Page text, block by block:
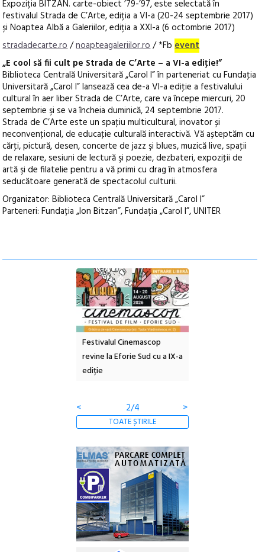
Expoziția BITZAN. carte-obiect ’79-’97, este selectată în
festivalul Strada de C’Arte, ediția a VI-a (20-24 septembrie 2017)
și Noaptea Albă a Galeriilor, ediția a XXI-a (6 octombrie 2017)
stradadecarte.ro/noapteagaleriilor.ro/ *Fbevent
„E cool să fii cult pe Strada de C’Arte – a VI-a ediţie!”
Biblioteca Centrală Universitară „Carol I” în parteneriat cu Fundaţia
Universitară „Carol I” lansează cea de-a VI-a ediţie a festivalului
cultural în aer liber Strada de C’Arte, care va începe miercuri, 20
septembrie şi se va încheia duminică, 24 septembrie 2017.
Strada de C’Arte este un spaţiu multicultural, inovator și
neconvenţional, de educaţie culturală interactivă. Vă așteptăm cu
cărţi, pictură, desen, concerte de jazz şi blues, muzică live, spaţii
de relaxare, sesiuni de lectură şi poezie, dezbateri, expoziţii de
artă şi de filatelie pentru a vă primi cu drag în atmosfera
seducătoare generată de spectacolul culturii.
Organizator: Biblioteca Centrală Universitară „Carol I”
Parteneri: Fundația „Ion Bitzan”, Fundația „Carol I”, UNITER
Festivalul Cinemascop
revine la Eforie Sud cu a IX-a
ediție
<
2/4 >
TOATE ȘTIRILE